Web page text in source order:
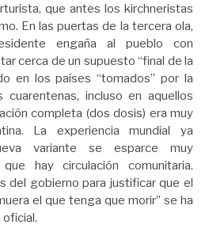
que antes los kirchneristas
En las puertas de la tercera ola,
engaña al pueblo con
cerca de un supuesto “final de la
en los países “tomados” por la
incluso en aquellos
completa (dos dosis) era muy
La experiencia mundial ya
variante se esparce muy
hay circulación comunitaria.
del gobierno para justificar que el
el que tenga que morir” se ha